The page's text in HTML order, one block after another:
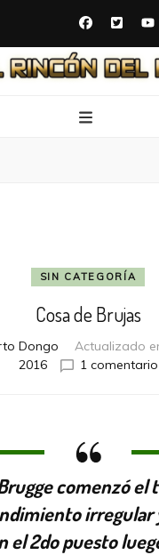
SIN CATEGORÍA
Cosa de Brujas
Dongo Actualizado
2016
1 comentario
comenzó el
irregular
el 2do puesto